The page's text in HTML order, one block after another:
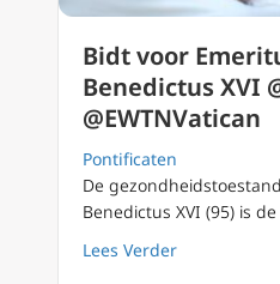
Bidt voor
Benedictus XVI
@EWTNVatican
Pontificaten
De
Benedictus XVI (95) is
Lees Verderabout Bidt